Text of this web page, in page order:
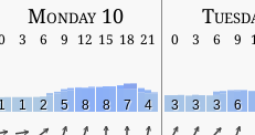
Monday 10
3 6 9 12 15 18 21 0 3 6 9
1 1 2 5 8 8 7 4 3 3 3 6